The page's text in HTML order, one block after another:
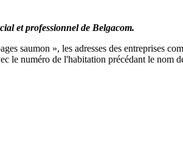
et professionnel de Belgacom.
saumon », les adresses des entreprises
le numéro de l'habitation précédant le